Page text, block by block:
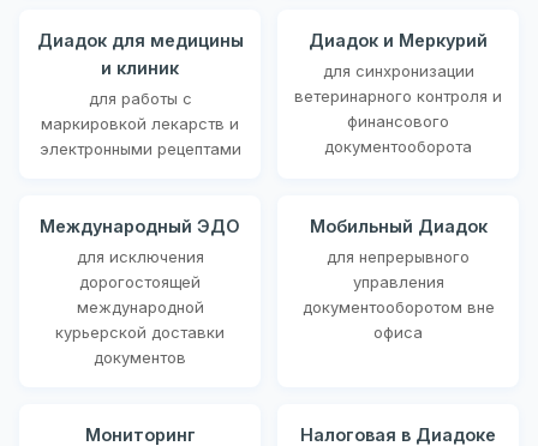
Диадок для медицины
и клиник
для работы с
маркировкой лекарств и
электронными рецептами
Диадок и Меркурий
для синхронизации
ветеринарного контроля и
финансового
документооборота
Международный ЭДО
для исключения
дорогостоящей
международной
курьерской доставки
документов
Мобильный Диадок
для непрерывного
управления
документооборотом вне
офиса
Мониторинг
Налоговая в Диадоке